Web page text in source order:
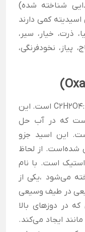
شناخته شده)
کمی دارند
ذرت، خیار، سیر،
پیاز، نخودفرنگی،
یک ترکیب آلی با فرمول :C2H2O4 است. این
که در آب حل
این اسید جزو
شده‌است. از لحاظ
است. با نام
می‌شود ،یکی از
در طیف وسیعی
در دوزهای بالا
ایجاد می‌کند.